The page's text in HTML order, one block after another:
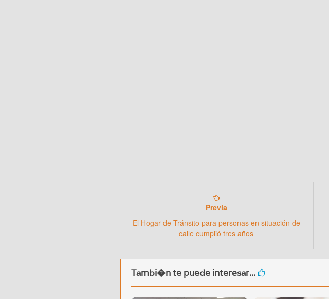
Previa
El Hogar de Tránsito para personas en situación de
calle cumplió tres años
Tambi�n te puede interesar...